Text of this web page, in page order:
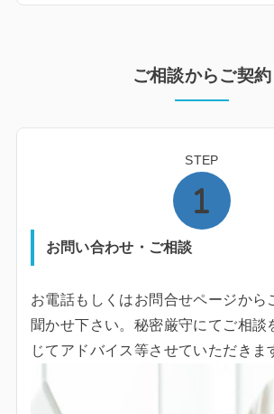
ご相談からご契約
STEP
お問い合わせ・ご相談
お電話もしくはお問合せページから
聞かせ下さい。秘密厳守にてご相談
じてアドバイス等させていただきま